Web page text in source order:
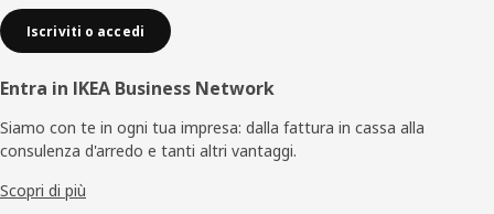
Iscriviti o accedi
Entra in IKEA Business Network
Siamo con te in ogni tua impresa: dalla fattura in cassa alla
consulenza d'arredo e tanti altri vantaggi.
Scopri di più